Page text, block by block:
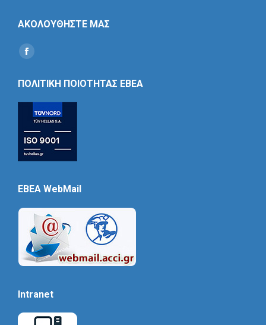
ΑΚΟΛΟΥΘΗΣΤΕ ΜΑΣ
Find us on:
Social
ΠΟΛΙΤΙΚΗ ΠΟΙΟΤΗΤΑΣ ΕΒΕΑ
EBEA WebMail
Intranet